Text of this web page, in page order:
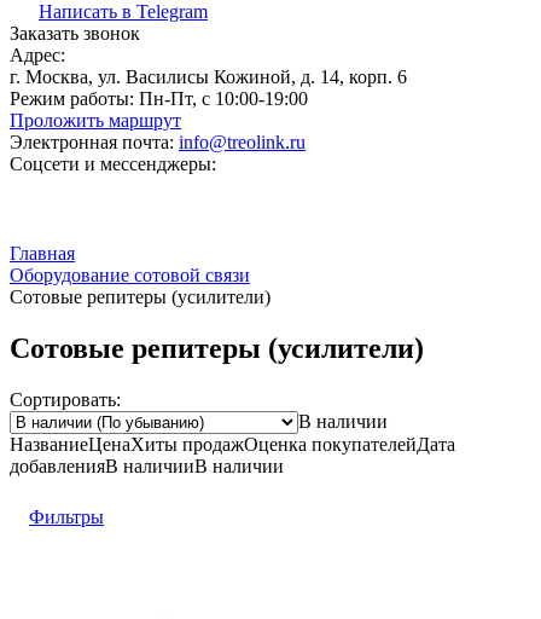
Написать в Telegram
Заказать звонок
Адрес:
г. Москва, ул. Василисы Кожиной, д. 14, корп. 6
Режим работы: Пн-Пт, с 10:00-19:00
Проложить маршрут
Электронная почта: info@treolink.ru
Соцсети и мессенджеры:
Главная
Оборудование сотовой связи
Сотовые репитеры (усилители)
Сотовые репитеры (усилители)
Сортировать:
В наличии
НазваниеЦенаХиты продажОценка покупателейДата
добавленияВ наличииВ наличии
Фильтры